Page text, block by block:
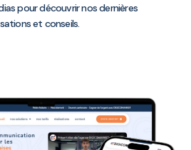
pour découvrir nos dernières
et conseils.